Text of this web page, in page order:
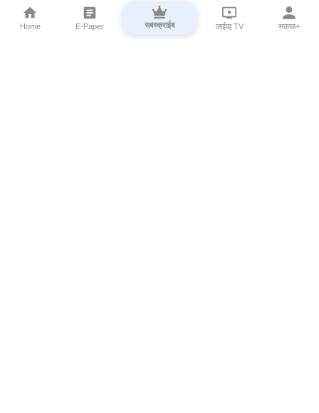
Home E-Paper सबस्क्राईब लाईव्ह TV सकाळ+